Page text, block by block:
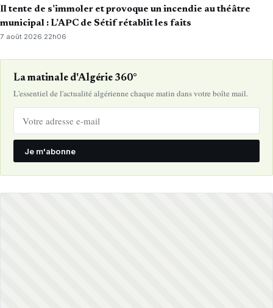
Il tente de s’immoler et provoque un incendie au théâtre
municipal : L’APC de Sétif rétablit les faits
7 août 2026·22h06
La matinale d'Algérie 360°
L'essentiel de l'actualité algérienne chaque matin dans votre boîte mail.
Je m'abonne